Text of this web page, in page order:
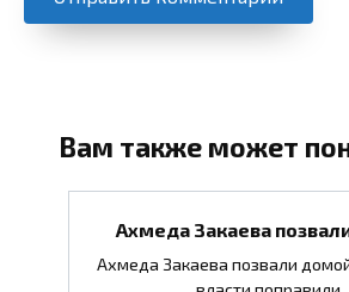
Вам также может
Ахмеда Закаева
Ахмеда Закаева позвали